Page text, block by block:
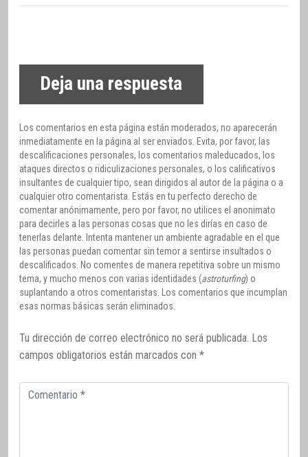
Deja una respuesta
Los comentarios en esta página están moderados, no aparecerán
inmediatamente en la página al ser enviados. Evita, por favor, las
descalificaciones personales, los comentarios maleducados, los
ataques directos o ridiculizaciones personales, o los calificativos
insultantes de cualquier tipo, sean dirigidos al autor de la página o a
cualquier otro comentarista. Estás en tu perfecto derecho de
comentar anónimamente, pero por favor, no utilices el anonimato
para decirles a las personas cosas que no les dirías en caso de
tenerlas delante. Intenta mantener un ambiente agradable en el que
las personas puedan comentar sin temor a sentirse insultados o
descalificados. No comentes de manera repetitiva sobre un mismo
tema, y mucho menos con varias identidades (astroturfing) o
suplantando a otros comentaristas. Los comentarios que incumplan
esas normas básicas serán eliminados.
Tu dirección de correo electrónico no será publicada. Los
campos obligatorios están marcados con *
Comentario